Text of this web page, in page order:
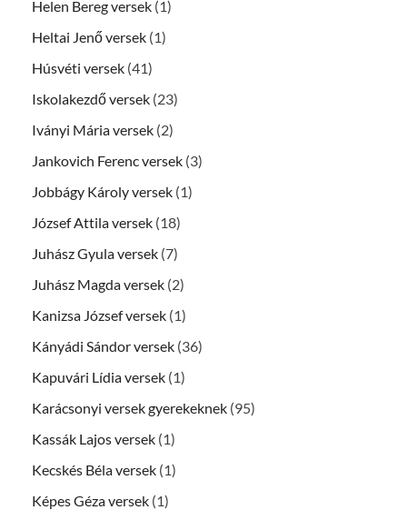
Helen Bereg versek (1)
Heltai Jenő versek (1)
Húsvéti versek (41)
Iskolakezdő versek (23)
Iványi Mária versek (2)
Jankovich Ferenc versek (3)
Jobbágy Károly versek (1)
József Attila versek (18)
Juhász Gyula versek (7)
Juhász Magda versek (2)
Kanizsa József versek (1)
Kányádi Sándor versek (36)
Kapuvári Lídia versek (1)
Karácsonyi versek gyerekeknek (95)
Kassák Lajos versek (1)
Kecskés Béla versek (1)
Képes Géza versek (1)